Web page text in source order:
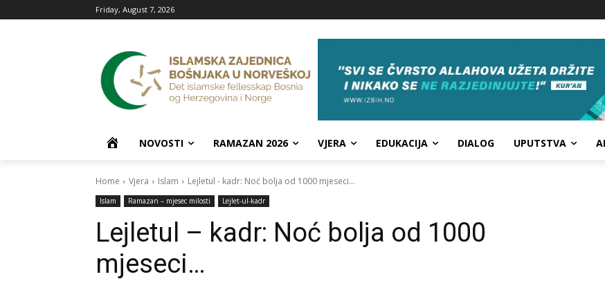
Friday, August 7, 2026
Č
E
T
NOVOSTI RAMAZAN 2026 VJERA EDUKACIJA DIALOG UPUTSTVA
Home Vjera Islam Lejletul - kadr: Noć bolja od 1000 mjeseci...
Islam Ramazan – mjesec milosti Lejlet-ul-kadr
Lejletul – kadr: Noć bolja od 1000
mjeseci…